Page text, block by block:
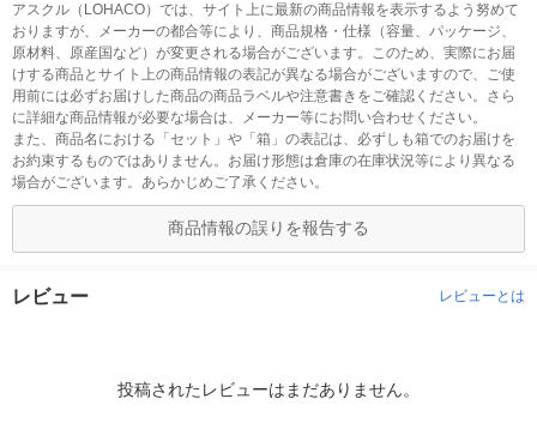
アスクル（LOHACO）では、サイト上に最新の商品情報を表示するよう努めて
おりますが、メーカーの都合等により、商品規格・仕様（容量、パッケージ、
原材料、原産国など）が変更される場合がございます。このため、実際にお届
けする商品とサイト上の商品情報の表記が異なる場合がございますので、ご使
用前には必ずお届けした商品の商品ラベルや注意書きをご確認ください。さら
に詳細な商品情報が必要な場合は、メーカー等にお問い合わせください。
また、商品名における「セット」や「箱」の表記は、必ずしも箱でのお届けを
お約束するものではありません。お届け形態は倉庫の在庫状況等により異なる
場合がございます。あらかじめご了承ください。
商品情報の誤りを報告する
レビュー レビューとは
投稿されたレビューはまだありません。